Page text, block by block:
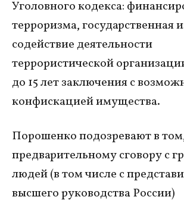
Уголовного кодекса:
терроризма, государственная
содействие деятельности
террористической
до 15 лет заключения с
конфискацией имущества.
Порошенко подозревают в
предварительному сговору с
людей (в том числе с
высшего руководства России)